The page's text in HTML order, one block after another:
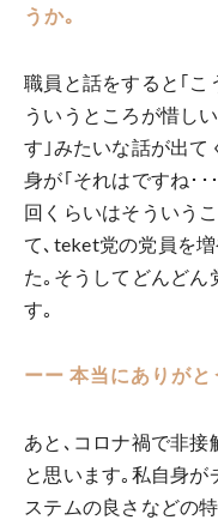
うか｡
職員と話をすると｢こ
ういうところが惜し
す｣みたいな話が出て
身が｢それはですね･･
回くらいはそういう
て､teket党の党員を
た｡そうしてどんど
す｡
ーー 本当にありがと
あと､コロナ禍で非接
と思います｡私自身
ステムの良さなどの